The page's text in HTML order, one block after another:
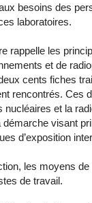
besoins des
laboratoires.
rappelle les
et de
cents fiches
rencontrés. Ces
nucléaires et la
démarche visant
d’exposition
les moyens
de travail.